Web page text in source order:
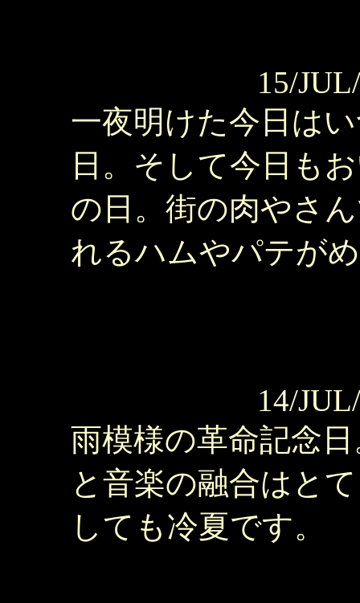
15/
一夜明けた今日は
日。そして今日も
の日。街の肉やさ
れるハムやパテが
14/
雨模様の革命記念
と音楽の融合はと
しても冷夏です。